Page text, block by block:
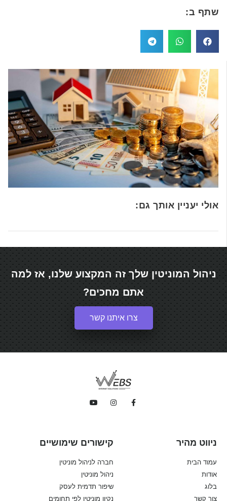
שתף ב:
אולי יעניין אותך גם:
ניהול המוניטין שלך זה המקצוע שלנו, אז למה
אתם מחכים?
צרו איתנו קשר
ניווט מהיר
עמוד הבית
אודות
בלוג
צור קשר
קישורים שימושיים
חברה לניהול מוניטין
ניהול מוניטין
שיפור תדמית לעסק
נקיון מוניטין לפי תחומים